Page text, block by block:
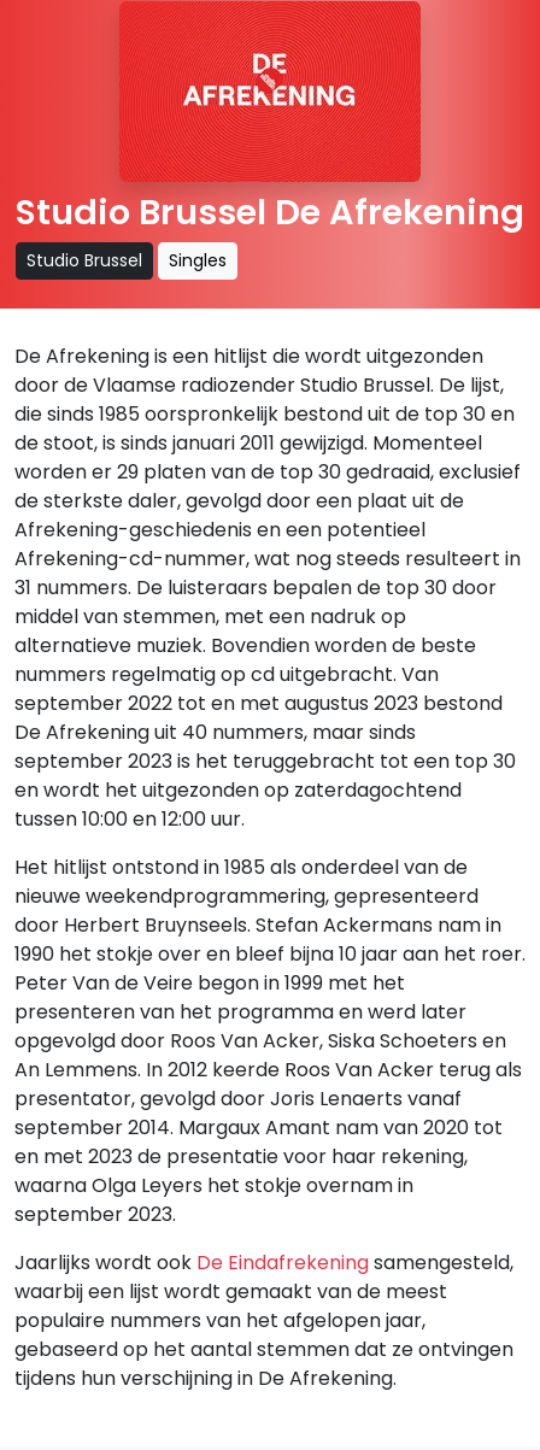
Studio Brussel De Afrekening
Studio Brussel Singles
De Afrekening is een hitlijst die wordt uitgezonden
door de Vlaamse radiozender Studio Brussel. De lijst,
die sinds 1985 oorspronkelijk bestond uit de top 30 en
de stoot, is sinds januari 2011 gewijzigd. Momenteel
worden er 29 platen van de top 30 gedraaid, exclusief
de sterkste daler, gevolgd door een plaat uit de
Afrekening-geschiedenis en een potentieel
Afrekening-cd-nummer, wat nog steeds resulteert in
31 nummers. De luisteraars bepalen de top 30 door
middel van stemmen, met een nadruk op
alternatieve muziek. Bovendien worden de beste
nummers regelmatig op cd uitgebracht. Van
september 2022 tot en met augustus 2023 bestond
De Afrekening uit 40 nummers, maar sinds
september 2023 is het teruggebracht tot een top 30
en wordt het uitgezonden op zaterdagochtend
tussen 10:00 en 12:00 uur.
Het hitlijst ontstond in 1985 als onderdeel van de
nieuwe weekendprogrammering, gepresenteerd
door Herbert Bruynseels. Stefan Ackermans nam in
1990 het stokje over en bleef bijna 10 jaar aan het roer.
Peter Van de Veire begon in 1999 met het
presenteren van het programma en werd later
opgevolgd door Roos Van Acker, Siska Schoeters en
An Lemmens. In 2012 keerde Roos Van Acker terug als
presentator, gevolgd door Joris Lenaerts vanaf
september 2014. Margaux Amant nam van 2020 tot
en met 2023 de presentatie voor haar rekening,
waarna Olga Leyers het stokje overnam in
september 2023.
Jaarlijks wordt ook De Eindafrekeningsamengesteld,
waarbij een lijst wordt gemaakt van de meest
populaire nummers van het afgelopen jaar,
gebaseerd op het aantal stemmen dat ze ontvingen
tijdens hun verschijning in De Afrekening.